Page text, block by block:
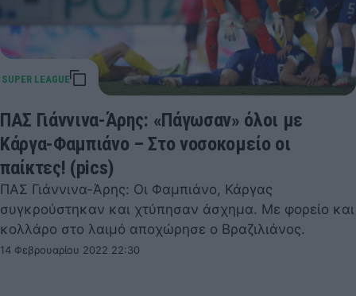
ΠΑΣ Γιάννινα-Άρης: «Πάγωσαν» όλοι με
Κάργα-Φαμπιάνο – Στο νοσοκομείο οι
παίκτες! (pics)
ΠΑΣ Γιάννινα-Άρης: Οι Φαμπιάνο, Κάργας
συγκρούστηκαν και χτύπησαν άσχημα. Με φορείο και
κολλάρο στο λαιμό αποχώρησε ο Βραζιλιάνος.
14 Φεβρουαρίου 2022 22:30